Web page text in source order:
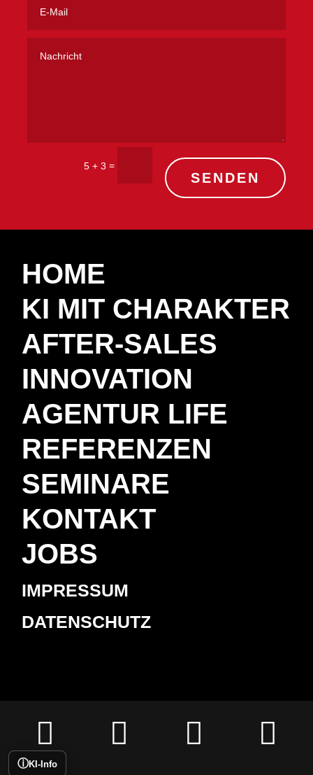
5 + 3 =
SENDEN
HOME
KI MIT CHARAKTER
AFTER-SALES
INNOVATION
AGENTUR LIFE
REFERENZEN
SEMINARE
KONTAKT
JOBS
IMPRESSUM
DATENSCHUTZ
   
ⓘKI-Info